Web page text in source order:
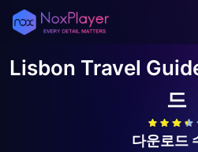
Lisbon Travel
드
다운로드